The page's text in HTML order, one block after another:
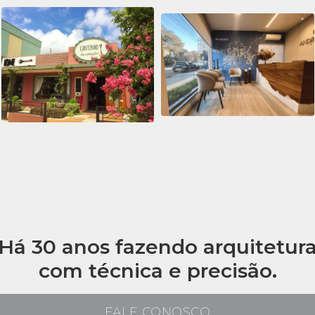
30 anos fazendo arquitetura
com técnica e precisão.
FALE CONOSCO